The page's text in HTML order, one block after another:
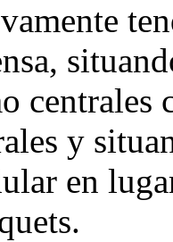
centrales
y
en